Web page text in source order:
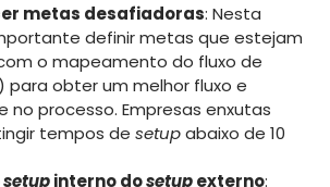
metas desafiadoras: Nesta
definir metas que estejam
o mapeamento do fluxo de
para obter um melhor fluxo e
no processo. Empresas enxutas
tempos de setupabaixo de 10
setupinterno dosetupexterno: